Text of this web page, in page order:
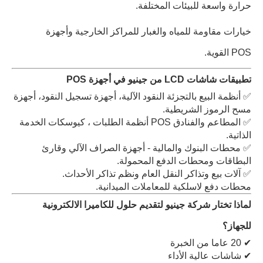
حرارة واسعة للبيئات المختلفة.
خيارات مقاومة للمياه والغبار للمراكز الخارجية وأجهزة
POS القوية.
تطبيقات شاشات LCD من جينيو في أجهزة POS
✅ أنظمة البيع بالتجزئة النقود الآلية، أجهزة تسجيل النقود، أجهزة
مسح الرموز الشريطية.
✅ المطاعم والفنادق POS أنظمة الطلبات ، كيوسكات الخدمة
الذاتية.
✅ محطات البنوك والمالية - أجهزة الصراف الآلي وقارئ
البطاقات ومحطات الدفع المحمولة.
✅ آلات بيع وتذاكر النقل العام ونظم تذاكر الأحداث.
محطات دفع لاسلكية للمعاملات الميدانية.
لماذا تختار شركة جينيو لتقديم حلول للكاميرا الالكترونية
للجهاز؟
✔ 20 عاما من الخبرة
✔ شاشات عالية الأداء